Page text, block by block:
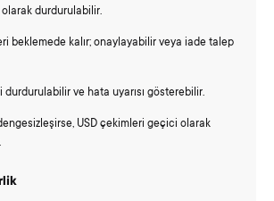
durdurulabilir.
beklemede kalır; onaylayabilir veya iade talep
durdurulabilir ve hata uyarısı gösterebilir.
USD çekimleri geçici olarak